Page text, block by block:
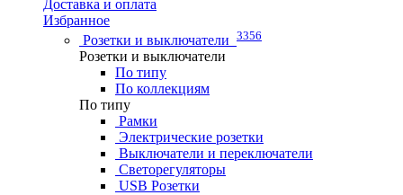
Доставка и оплата
Избранное
Розетки и выключатели 3356
Розетки и выключатели
По типу
По коллекциям
По типу
Рамки
Электрические розетки
Выключатели и переключатели
Светорегуляторы
USB Розетки